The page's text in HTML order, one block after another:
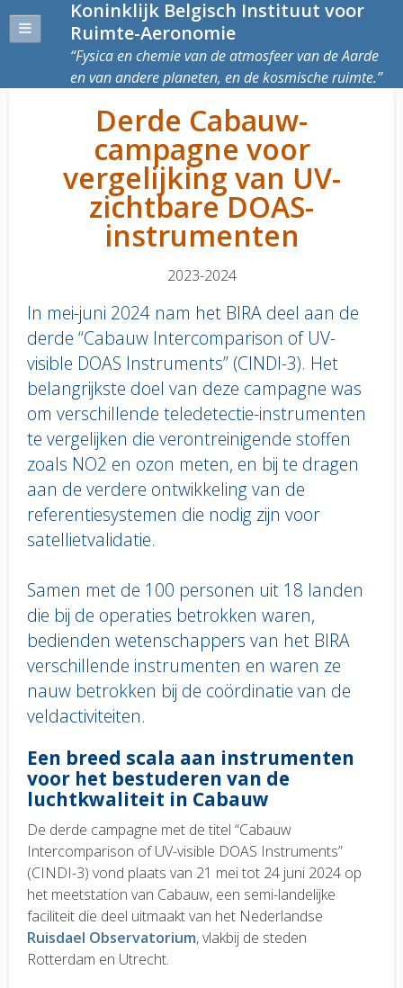
Koninklijk Belgisch Instituut voor
Ruimte-Aeronomie
Fysica en chemie van de atmosfeer van de Aarde
en van andere planeten, en de kosmische ruimte.
Derde Cabauw-
campagne voor
vergelijking van UV-
zichtbare DOAS-
instrumenten
2023-2024
In mei-juni 2024 nam het BIRA deel aan de
derde “Cabauw Intercomparison of UV-
visible DOAS Instruments” (CINDI-3). Het
belangrijkste doel van deze campagne was
om verschillende teledetectie-instrumenten
te vergelijken die verontreinigende stoffen
zoals NO2 en ozon meten, en bij te dragen
aan de verdere ontwikkeling van de
referentiesystemen die nodig zijn voor
satellietvalidatie.
Samen met de 100 personen uit 18 landen
die bij de operaties betrokken waren,
bedienden wetenschappers van het BIRA
verschillende instrumenten en waren ze
nauw betrokken bij de coördinatie van de
veldactiviteiten.
Body
text
Een breed scala aan instrumenten
voor het bestuderen van de
luchtkwaliteit in Cabauw
De derde campagne met de titel “Cabauw
Intercomparison of UV-visible DOAS Instruments”
(CINDI-3) vond plaats van 21 mei tot 24 juni 2024 op
het meetstation van Cabauw, een semi-landelijke
faciliteit die deel uitmaakt van het Nederlandse
Ruisdael Observatorium, vlakbij de steden
Rotterdam en Utrecht.